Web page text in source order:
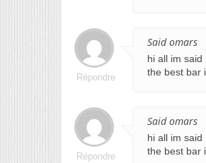
Said omars
hi all im said
the best bar
Répondre
Said omars
hi all im said
the best bar
Répondre